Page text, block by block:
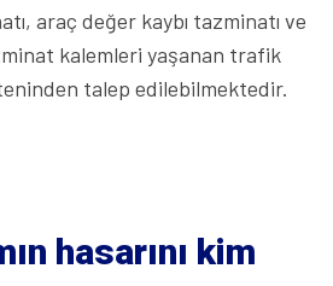
araç değer kaybı tazminatı ve
kalemleri yaşanan trafik
talep edilebilmektedir.
hasarını kim